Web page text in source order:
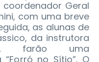
Geral
com uma breve
as alunas de
da instrutora
farão uma
no Sítio”. O